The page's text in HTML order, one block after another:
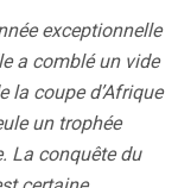
exceptionnelle
a comblé un vide
la coupe d’Afrique
un trophée
La conquête du